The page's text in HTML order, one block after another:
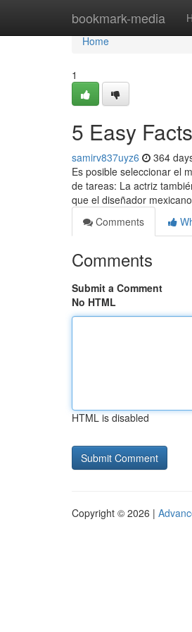
bookmark-media
Home
Home
1
5 Easy
samirv837uyz6 364
Es posible seleccionar el
de tareas: La actriz
que el diseñador mexicano
Comments
Comments
Submit a Comment
No HTML
HTML is disabled
Copyright © 2026 |